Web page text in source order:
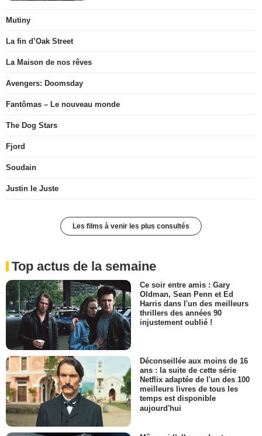
Mutiny
La fin d’Oak Street
La Maison de nos rêves
Avengers: Doomsday
Fantômas – Le nouveau monde
The Dog Stars
Fjord
Soudain
Justin le Juste
Les films à venir les plus consultés
Top actus de la semaine
Ce soir entre amis : Gary
Oldman, Sean Penn et Ed
Harris dans l'un des meilleurs
thrillers des années 90
injustement oublié !
Déconseillée aux moins de 16
ans : la suite de cette série
Netflix adaptée de l'un des 100
meilleurs livres de tous les
temps est disponible
aujourd'hui